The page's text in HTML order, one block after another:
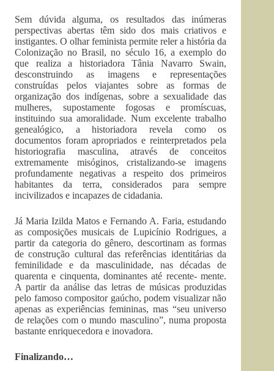
Sem dúvida alguma, os resultados das inúmeras
perspectivas abertas têm sido dos mais criativos e
instigantes. O olhar feminista permite reler a história da
Colonização no Brasil, no século 16, a exemplo do
que realiza a historiadora Tânia Navarro Swain,
desconstruindo as imagens e representações
construídas pelos viajantes sobre as formas de
organização dos indígenas, sobre a sexualidade das
mulheres, supostamente fogosas e promíscuas,
instituindo sua amoralidade. Num excelente trabalho
genealógico, a historiadora revela como os
documentos foram apropriados e reinterpretados pela
historiografia masculina, através de conceitos
extremamente misóginos, cristalizando-se imagens
profundamente negativas a respeito dos primeiros
habitantes da terra, considerados para sempre
incivilizados e incapazes de cidadania.
Já Maria Izilda Matos e Fernando A. Faria, estudando
as composições musicais de Lupicínio Rodrigues, a
partir da categoria do gênero, descortinam as formas
de construção cultural das referências identitárias da
feminilidade e da masculinidade, nas décadas de
quarenta e cinquenta, dominantes até recente- mente.
A partir da análise das letras de músicas produzidas
pelo famoso compositor gaúcho, podem visualizar não
apenas as experiências femininas, mas “seu universo
de relações com o mundo masculino”, numa proposta
bastante enriquecedora e inovadora.
Finalizando…